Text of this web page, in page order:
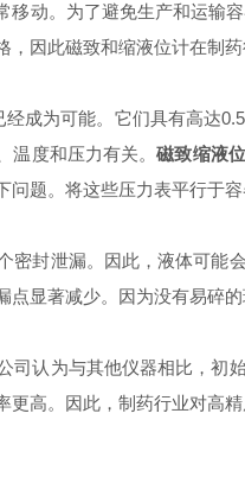
移动。为了避免生产和运输
，因此磁致和缩液位计在制
成为可能。它们具有高达
温度和压力有关。磁致缩液
问题。将这些压力表平行于
封泄漏。因此，液体可能
点显著减少。因为没有易碎
认为与其他仪器相比，初
更高。因此，制药行业对高